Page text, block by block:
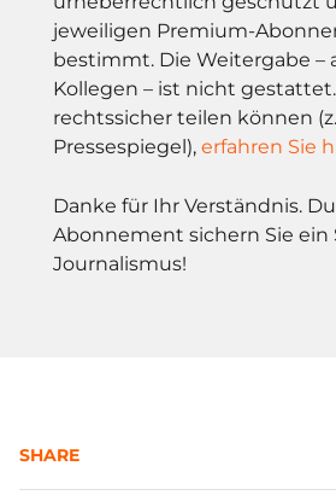
jeweiligen Premium-
bestimmt. Die Weitergabe –
Kollegen – ist nicht
rechtssicher teilen können
Pressespiegel), erfahren Sie
Danke für Ihr Verständnis.
Abonnement sichern Sie ein
Journalismus!
SHARE